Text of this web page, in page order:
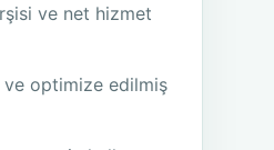
ve net hizmet
ve optimize edilmiş